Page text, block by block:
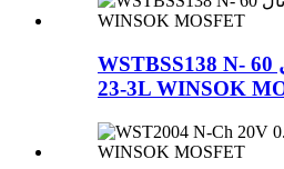
WSTBSS138 N- قانال 60V 2.1A SOT-
23-3L WINSOK